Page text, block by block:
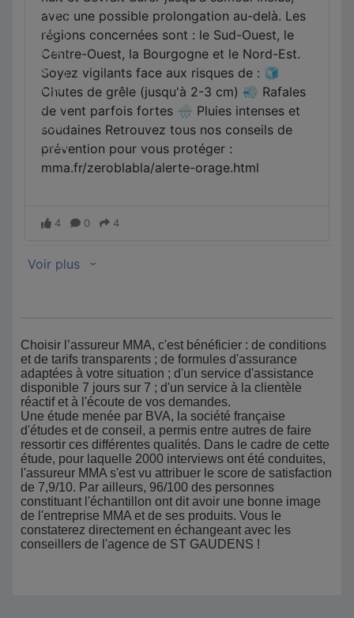
Choisir l’assureur MMA, c'est bénéficier : de conditions
et de tarifs transparents ; de formules d'assurance
adaptées à votre situation ; d'un service d'assistance
disponible 7 jours sur 7 ; d'un service à la clientèle
réactif et à l'écoute de vos demandes.
Une étude menée par BVA, la société française
d'études et de conseil, a permis entre autres de faire
ressortir ces différentes qualités. Dans le cadre de cette
étude, pour laquelle 2000 interviews ont été conduites,
l'assureur MMA s'est vu attribuer le score de satisfaction
de 7,9/10. Par ailleurs, 96/100 des personnes
constituant l'échantillon ont dit avoir une bonne image
de l'entreprise MMA et de ses produits. Vous le
constaterez directement en échangeant avec les
conseillers de l'agence de ST GAUDENS !